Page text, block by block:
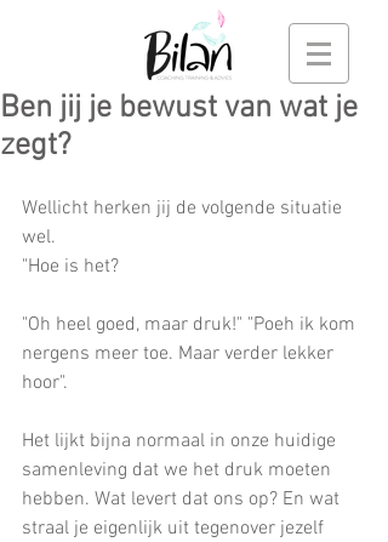
Ben jij je bewust van wat je
zegt?
Wellicht herken jij de volgende situatie
wel.
"Hoe is het?
"Oh heel goed, maar druk!" "Poeh ik kom
nergens meer toe. Maar verder lekker
hoor".
Het lijkt bijna normaal in onze huidige
samenleving dat we het druk moeten
hebben. Wat levert dat ons op? En wat
straal je eigenlijk uit tegenover jezelf